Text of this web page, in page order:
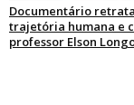
Documentário
trajetória humana e
professor Elson